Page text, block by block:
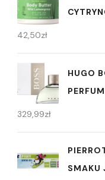
42,50zł
HUGO
329,99zł
SMAKU